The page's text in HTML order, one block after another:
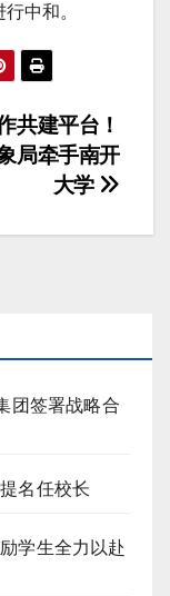
中和。
共建平台！
局牵手南开
大学
团签署战略合
名任校长
学生全力以赴